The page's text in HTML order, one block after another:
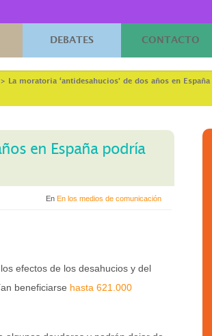
DEBATES CONTACTO
>
La moratoria ‘antidesahucios’ de dos años en
en España podría
En En los medios de comunicación
efectos de los desahucios y del
beneficiarse hasta 621.000